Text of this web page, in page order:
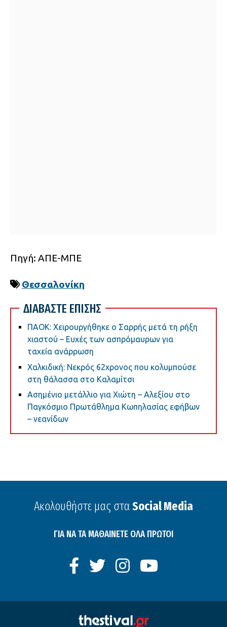
Πηγή: ΑΠΕ-ΜΠΕ
Θεσσαλονίκη
ΔΙΑΒΑΣΤΕ ΕΠΙΣΗΣ
ΠΑΟΚ: Χειρουργήθηκε ο Σαρρής μετά τη ρήξη
χιαστού – Ευχές των ασπρόμαυρων για
ταχεία ανάρρωση
Χαλκιδική: Νεκρός 62χρονος που κολυμπούσε
στη θάλασσα στο Καλαμίτσι
Ασημένιο μετάλλιο για Χιώτη – Αλεξίου στο
Παγκόσμιο Πρωτάθλημα Κωπηλασίας εφήβων
– νεανίδων
Ακολουθήστε μας στα Social Media
ΓΙΑ ΝΑ ΤΑ ΜΑΘΑΙΝΕΤΕ ΟΛΑ ΠΡΩΤΟΙ